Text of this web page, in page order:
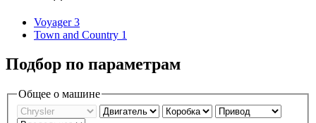
Voyager 3
Town and Country 1
Подбор по параметрам
Общее о машине